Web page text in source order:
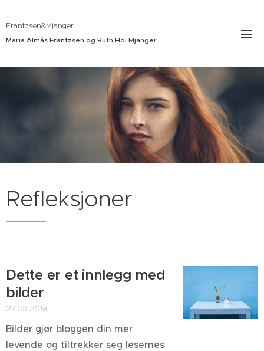
Frantzsen&Mjanger
Maria Almås Frantzsen og Ruth Hol Mjanger
Refleksjoner
Dette er et innlegg med
bilder
27.09.2018
Bilder gjør bloggen din mer
levende og tiltrekker seg lesernes